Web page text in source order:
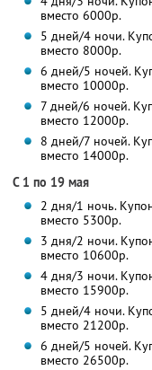
вместо 6000р.
5 дней/4 ночи.
вместо 8000р.
6 дней/5 ночей.
вместо 10000р.
7 дней/6 ночей.
вместо 12000р.
8 дней/7 ночей.
вместо 14000р.
С 1 по 19 мая
2 дня/1 ночь.
вместо 5300р.
3 дня/2 ночи.
вместо 10600р.
4 дня/3 ночи.
вместо 15900р.
5 дней/4 ночи.
вместо 21200р.
6 дней/5 ночей.
вместо 26500р.